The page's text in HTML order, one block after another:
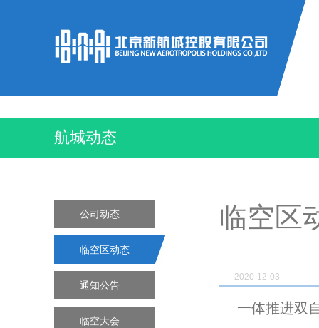
航城动态
公司动态
临空区动态
通知公告
临空大会
临空区
2020-12-03
一体推进双